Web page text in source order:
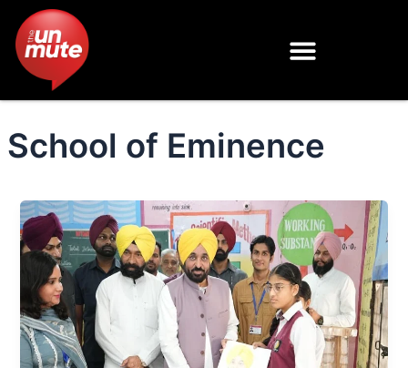
content
School of Eminence